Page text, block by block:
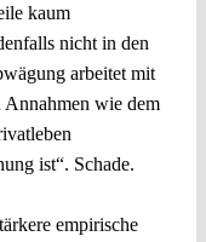
kaum
nicht in den
arbeitet mit
Annahmen wie dem
ist“. Schade.
empirische